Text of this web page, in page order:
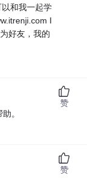
和我一起学
I
好友，我的
。
赞
赞